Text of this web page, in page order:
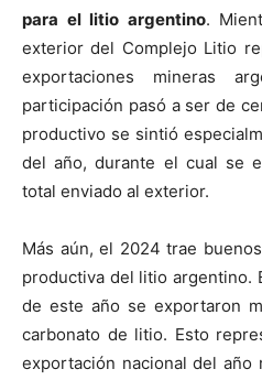
para el litio argentino.
exterior del Complejo Litio
exportaciones mineras
participación pasó a ser de
productivo se sintió
del año, durante el cual se
total enviado al exterior.
Más aún, el 2024 trae
productiva del litio argentino.
de este año se exportaron
carbonato de litio. Esto
exportación nacional del